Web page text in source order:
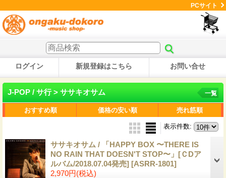
PCサイト
ログイン 新規登録はこちら お問い合せ
J-POP / サ行 > ササキオサム 一覧
おすすめ順 価格の安い順 売れ筋順
表示件数:
ササキオサム / 「HAPPY BOX 〜THERE IS
NO RAIN THAT DOESN'T STOP〜」[ＣDア
ルバム/2018.07.04発売] [ASRR-1801]
2,970円(税込)